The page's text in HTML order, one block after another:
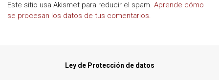
Este sitio usa Akismet para reducir el spam. Aprende cómo
se procesan los datos de tus comentarios.
Ley de Protección de datos